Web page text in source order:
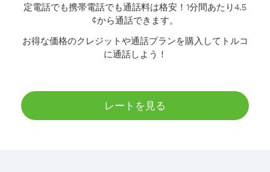
定電話でも携帯電話でも通話料は格安！1分間あたり4.5
¢から通話できます。
お得な価格のクレジットや通話プランを購入してトルコ
に通話しよう！
レートを見る